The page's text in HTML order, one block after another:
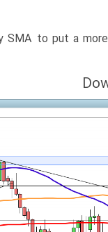
SMA to put a